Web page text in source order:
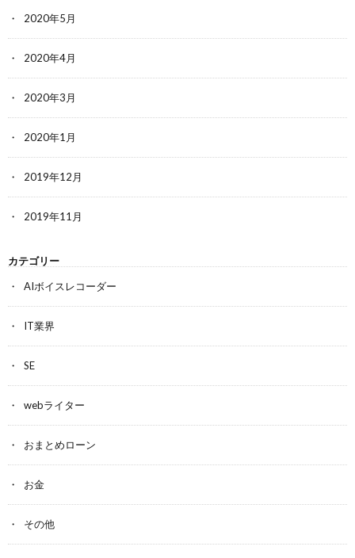
2020年5月
2020年4月
2020年3月
2020年1月
2019年12月
2019年11月
カテゴリー
AIボイスレコーダー
IT業界
SE
webライター
おまとめローン
お金
その他